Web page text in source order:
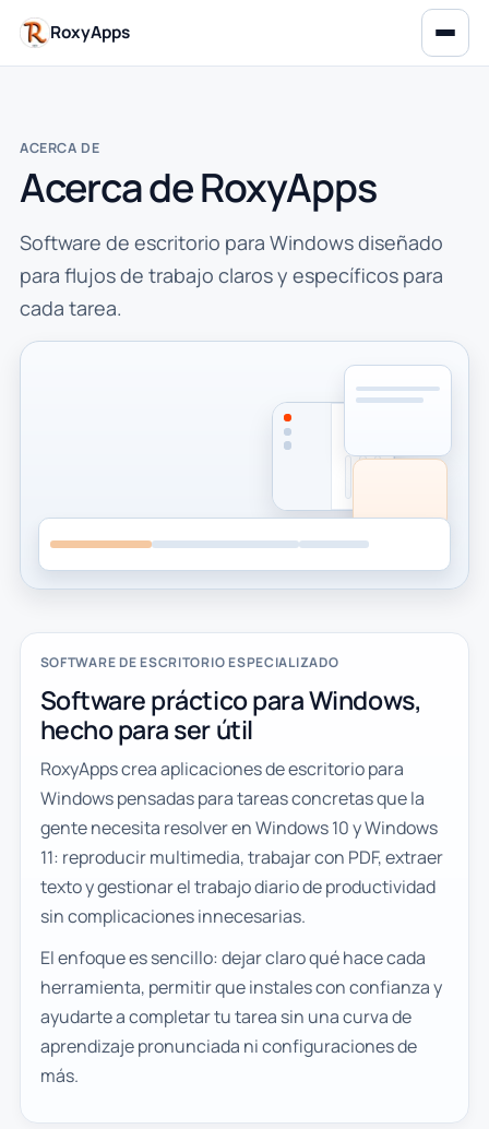
RoxyApps
ACERCA DE
Acerca de RoxyApps
Software de escritorio para Windows diseñado
para flujos de trabajo claros y específicos para
cada tarea.
SOFTWARE DE ESCRITORIO ESPECIALIZADO
Software práctico para Windows,
hecho para ser útil
RoxyApps crea aplicaciones de escritorio para
Windows pensadas para tareas concretas que la
gente necesita resolver en Windows 10 y Windows
11: reproducir multimedia, trabajar con PDF, extraer
texto y gestionar el trabajo diario de productividad
sin complicaciones innecesarias.
El enfoque es sencillo: dejar claro qué hace cada
herramienta, permitir que instales con confianza y
ayudarte a completar tu tarea sin una curva de
aprendizaje pronunciada ni configuraciones de
más.